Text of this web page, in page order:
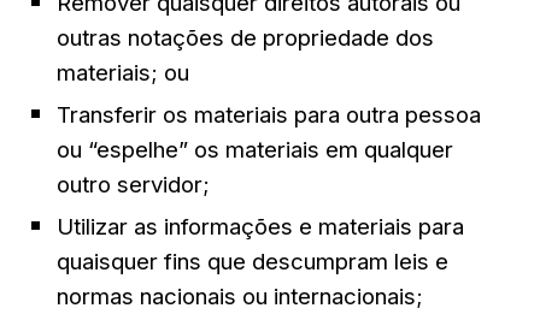
outras notações de propriedade dos
materiais; ou
Transferir os materiais para outra pessoa
ou “espelhe” os materiais em qualquer
outro servidor;
Utilizar as informações e materiais para
quaisquer fins que descumpram leis e
normas nacionais ou internacionais;